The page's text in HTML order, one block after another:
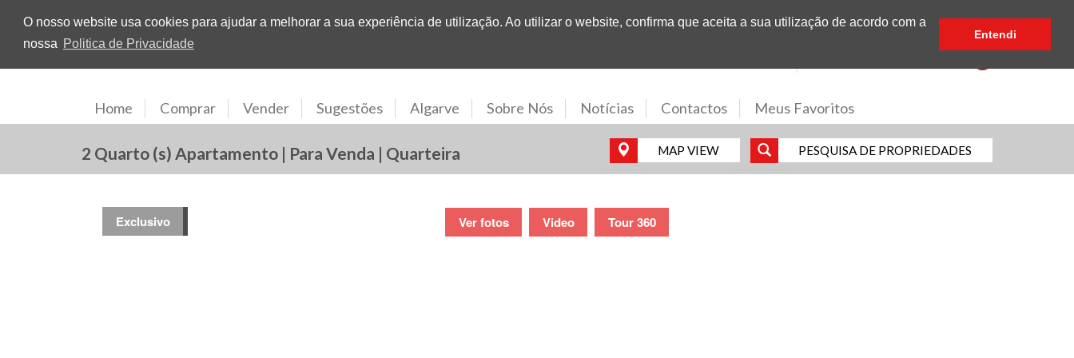
O nosso website usa cookies para ajudar a melhorar a sua experiência de utilização. Ao utilizar o website, confirma que aceita a sua utilização de acordo com a
nossa Politica de Privacidade
Entendi
Nº1em Propriedades no Algarve Partilhe
Home Comprar Vender Sugestões Algarve Sobre Nós Notícias Contactos Meus Favoritos
2 Quarto (s) Apartamento | Para Venda | Quarteira PESQUISA DE PROPRIEDADES
MAP VIEW
Exclusivo Ver fotos Video Tour 360